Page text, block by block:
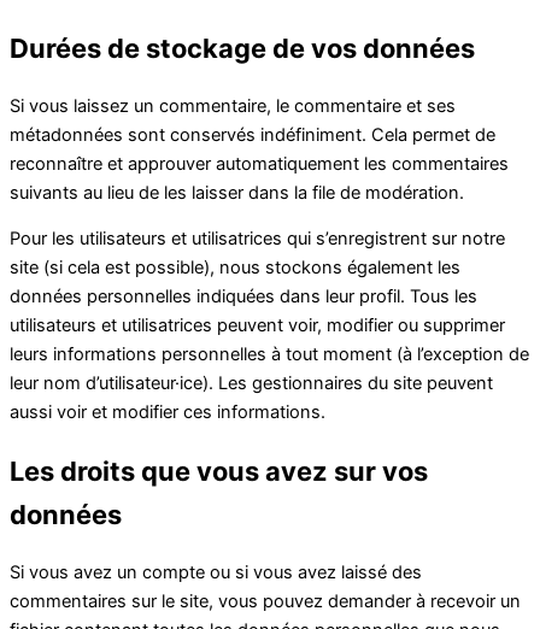
Durées de stockage de vos données
Si vous laissez un commentaire, le commentaire et ses
métadonnées sont conservés indéfiniment. Cela permet de
reconnaître et approuver automatiquement les commentaires
suivants au lieu de les laisser dans la file de modération.
Pour les utilisateurs et utilisatrices qui s’enregistrent sur notre
site (si cela est possible), nous stockons également les
données personnelles indiquées dans leur profil. Tous les
utilisateurs et utilisatrices peuvent voir, modifier ou supprimer
leurs informations personnelles à tout moment (à l’exception de
leur nom d’utilisateur·ice). Les gestionnaires du site peuvent
aussi voir et modifier ces informations.
Les droits que vous avez sur vos
données
Si vous avez un compte ou si vous avez laissé des
commentaires sur le site, vous pouvez demander à recevoir un